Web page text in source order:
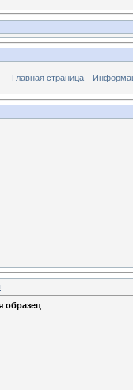
Главная страница
образец